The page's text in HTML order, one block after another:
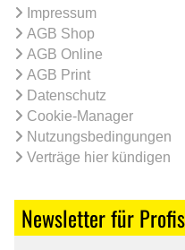
Impressum
AGB Shop
AGB Online
AGB Print
Datenschutz
Cookie-Manager
Nutzungsbedingungen
Verträge hier kündigen
Newsletter für Profis